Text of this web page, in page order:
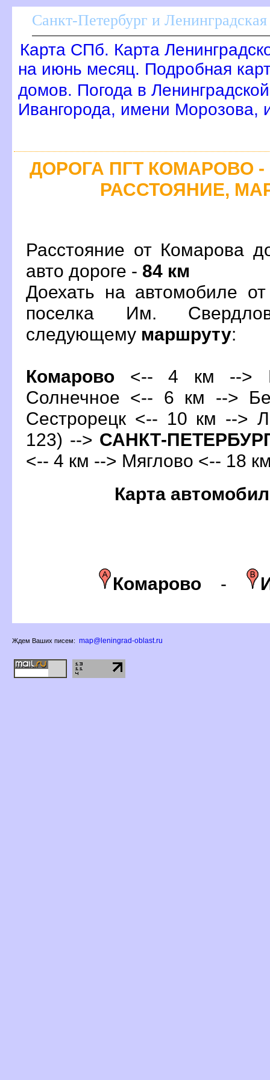
Санкт-Петербург и Ленинградская
Карта СПб. Карта
на июнь месяц. Подробная
домов. Погода в
Ивангорода, имени Морозова,
ДОРОГА ПГТ КОМАРОВО
РАССТОЯНИЕ,
Расстояние от Комарова
авто дороге - 84 км
Доехать на автомобиле
поселка Им.
следующему маршруту:
Комарово <-- 4 км -->
Солнечное <-- 6 км -->
Сестрорецк <-- 10 км -->
123) --> САНКТ-
<-- 4 км --> Мяглово <-- 18
Карта
Комарово -
Ждем Ваших писем: map@leningrad-oblast.ru